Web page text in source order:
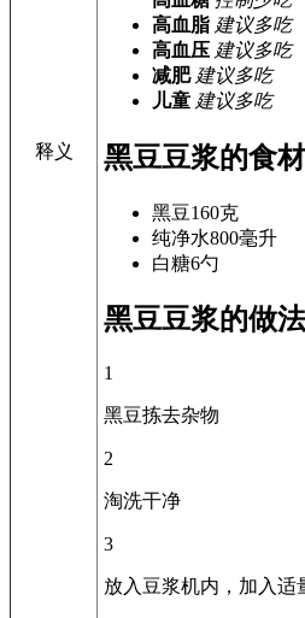
释义
高血脂 建议多吃
高血压 建议多吃
减肥 建议多吃
儿童 建议多吃
黑豆豆浆的食材
黑豆160克
纯净水800毫升
白糖6勺
黑豆豆浆的做法
1
黑豆拣去杂物
2
淘洗干净
3
放入豆浆机内，加入适